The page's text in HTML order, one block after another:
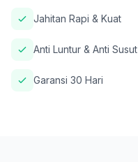
Jahitan Rapi & Kuat
Anti Luntur & Anti Susut
Garansi 30 Hari